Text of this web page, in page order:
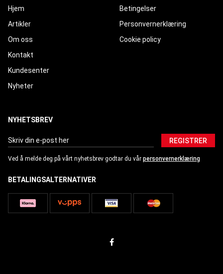
Hjem
Artikler
Om oss
Kontakt
Kundesenter
Nyheter
Betingelser
Personvernerklæring
Cookie policy
NYHETSBREV
REGISTRER
Ved å melde deg på vårt nyhetsbrev godtar du vår personvernerklæring
BETALINGSALTERNATIVER